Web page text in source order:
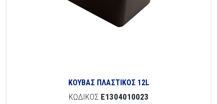
ΚΟΥΒΑΣ ΠΛΑΣΤΙΚΟΣ 12L
ΚΩΔΙΚΟΣ E1304010023